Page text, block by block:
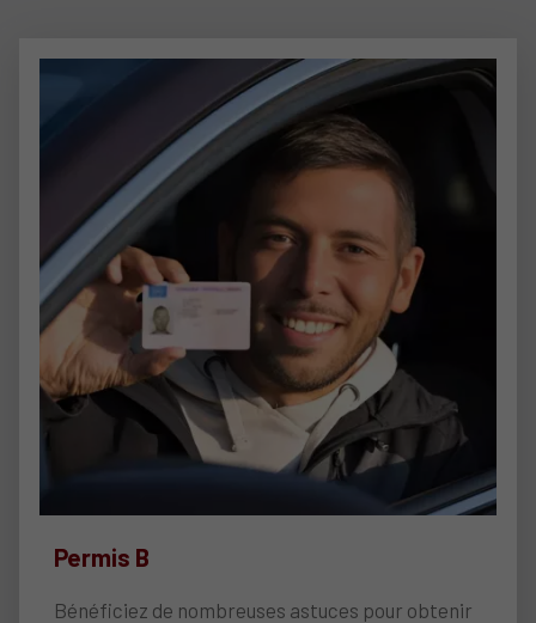
Permis B
Bénéficiez de nombreuses astuces pour obtenir